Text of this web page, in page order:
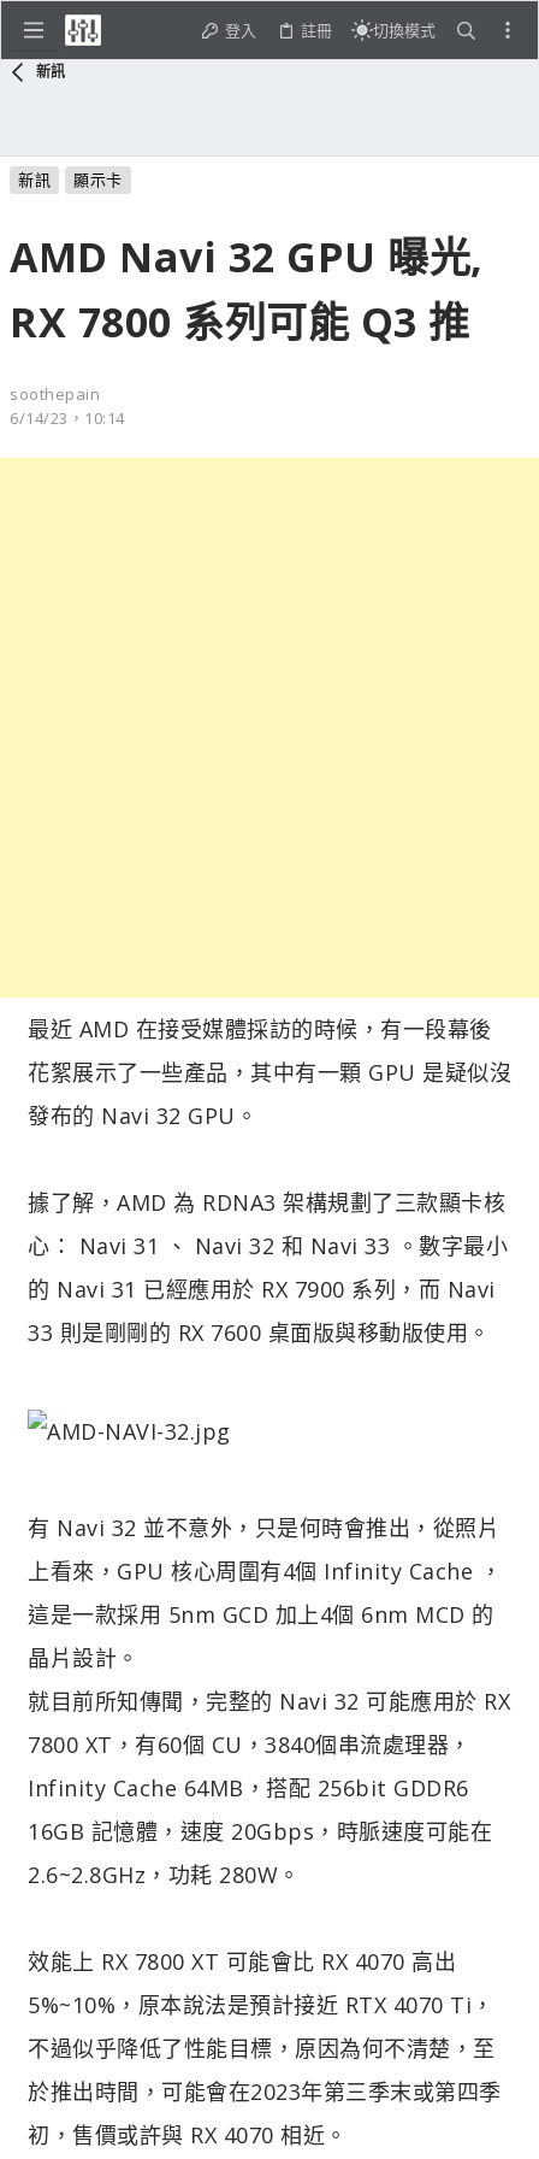
登入 註冊 切換模式
新訊
新訊 顯示卡
AMD Navi 32 GPU 曝光,
RX 7800 系列可能 Q3 推
soothepain
6/14/23，10:14
最近 AMD 在接受媒體採訪的時候，有一段幕後
花絮展示了一些產品，其中有一顆 GPU 是疑似沒
發布的 Navi 32 GPU。
據了解，AMD 為 RDNA3 架構規劃了三款顯卡核
心： Navi 31 、 Navi 32 和 Navi 33 。數字最小
的 Navi 31 已經應用於 RX 7900 系列，而 Navi
33 則是剛剛的 RX 7600 桌面版與移動版使用。
有 Navi 32 並不意外，只是何時會推出，從照片
上看來，GPU 核心周圍有4個 Infinity Cache ，
這是一款採用 5nm GCD 加上4個 6nm MCD 的
晶片設計。
就目前所知傳聞，完整的 Navi 32 可能應用於 RX
7800 XT，有60個 CU，3840個串流處理器，
Infinity Cache 64MB，搭配 256bit GDDR6
16GB 記憶體，速度 20Gbps，時脈速度可能在
2.6~2.8GHz，功耗 280W。
效能上 RX 7800 XT 可能會比 RX 4070 高出
5%~10%，原本說法是預計接近 RTX 4070 Ti，
不過似乎降低了性能目標，原因為何不清楚，至
於推出時間，可能會在2023年第三季末或第四季
初，售價或許與 RX 4070 相近。